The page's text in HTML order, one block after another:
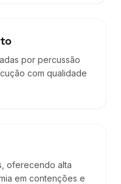
por percussão
com qualidade
oferecendo alta
em contenções e